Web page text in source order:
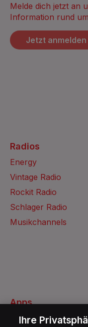
Melde dich jetzt an
Information rund
Jetzt anmelden
Radios
Energy
Vintage Radio
Rockit Radio
Schlager Radio
Musikchannels
Apps
Energy Radio App
Ihre